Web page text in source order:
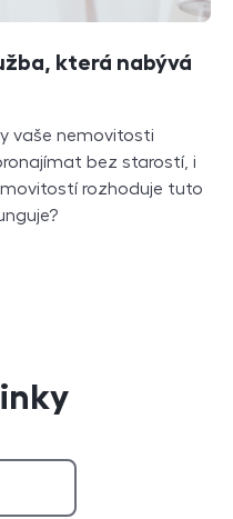
která nabývá
vaše nemovitosti
bez starostí, i
rozhoduje tuto